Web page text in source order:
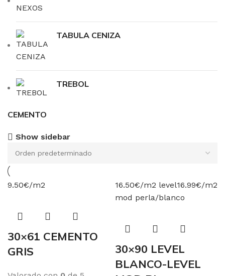
TABULA CENIZA
TREBOL
CEMENTO
Show sidebar
9.50€/m2
30×61 CEMENTO
GRIS
16.50€/m2 level16.99€/m2
mod perla/blanco
30×90 LEVEL
BLANCO-LEVEL